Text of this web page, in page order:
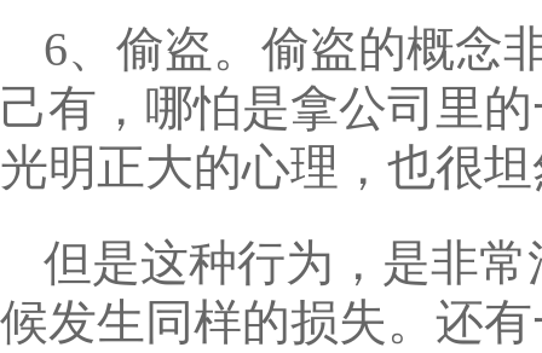
6、偷盗。偷盗的概念
己有，哪怕是拿公司里
光明正大的心理，也很
但是这种行为，是非
候发生同样的损失。还